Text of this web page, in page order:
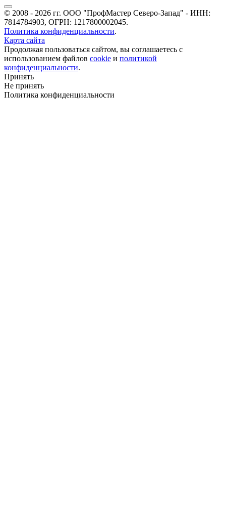
© 2008 - 2026 гг. ООО "ПрофМастер Северо-Запад" - ИНН:
7814784903, ОГРН: 1217800002045.
Политика конфиденциальности.
Карта сайта
Продолжая пользоваться сайтом, вы соглашаетесь с
использованием файлов cookie и политикой
конфиденциальности.
Принять
Не принять
Политика конфиденциальности